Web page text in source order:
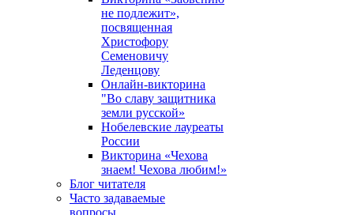
не подлежит»,
посвященная
Христофору
Семеновичу
Леденцову
Онлайн-викторина
"Во славу защитника
земли русской»
Нобелевские лауреаты
России
Викторина «Чехова
знаем! Чехова любим!»
Блог читателя
Часто задаваемые
вопросы